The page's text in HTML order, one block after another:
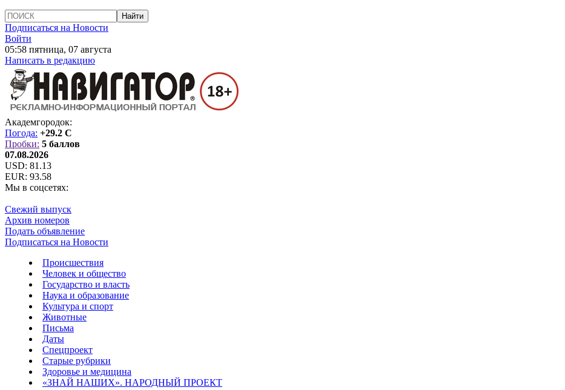
Подписаться на Новости
Войти
05:58 пятница, 07 августа
Написать в редакцию
Академгородок:
Погода: +29.2 C
Пробки: 5 баллов
07.08.2026
USD: 81.13
EUR: 93.58
Мы в соцсетях:
Свежий выпуск
Архив номеров
Подать объявление
Подписаться на Новости
Происшествия
Человек и общество
Государство и власть
Наука и образование
Культура и спорт
Животные
Письма
Даты
Спецпроект
Старые рубрики
Здоровье и медицина
«ЗНАЙ НАШИХ». НАРОДНЫЙ ПРОЕКТ